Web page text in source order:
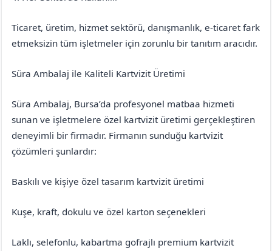
Ticaret, üretim, hizmet sektörü, danışmanlık, e-ticaret fark
etmeksizin tüm işletmeler için zorunlu bir tanıtım aracıdır.
Süra Ambalaj ile Kaliteli Kartvizit Üretimi
Süra Ambalaj, Bursa’da profesyonel matbaa hizmeti
sunan ve işletmelere özel kartvizit üretimi gerçekleştiren
deneyimli bir firmadır. Firmanın sunduğu kartvizit
çözümleri şunlardır:
Baskılı ve kişiye özel tasarım kartvizit üretimi
Kuşe, kraft, dokulu ve özel karton seçenekleri
Laklı, selefonlu, kabartma gofrajlı premium kartvizit